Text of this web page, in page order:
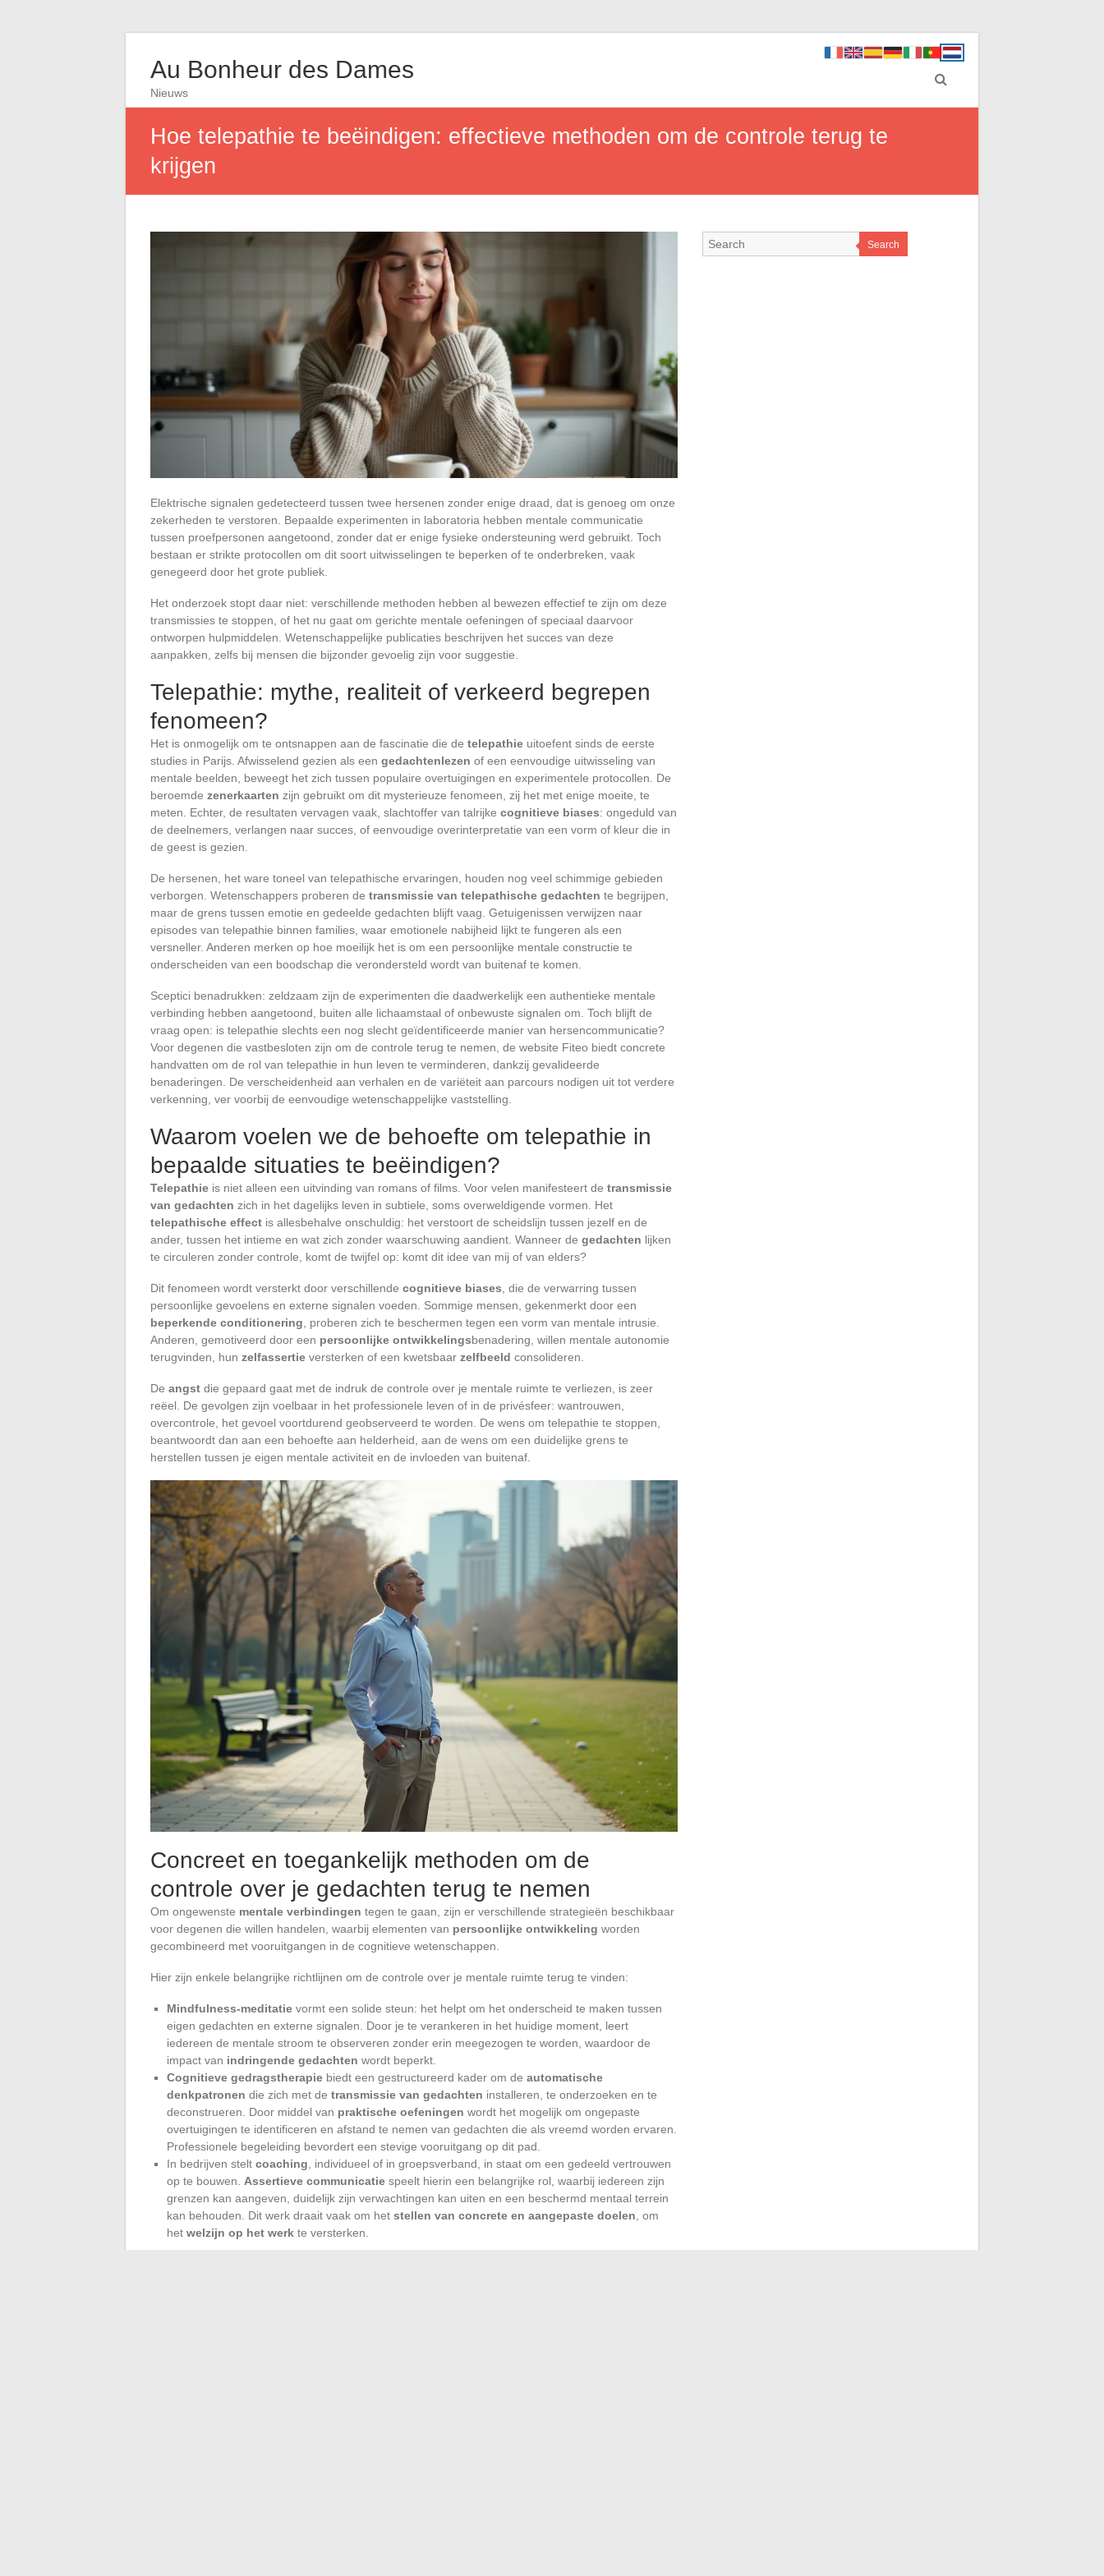
Au Bonheur des Dames
Nieuws
Hoe telepathie te beëindigen: effectieve methoden om de controle terug te
krijgen
Elektrische signalen gedetecteerd tussen twee hersenen zonder enige draad, dat is genoeg om onze
zekerheden te verstoren. Bepaalde experimenten in laboratoria hebben mentale communicatie
tussen proefpersonen aangetoond, zonder dat er enige fysieke ondersteuning werd gebruikt. Toch
bestaan er strikte protocollen om dit soort uitwisselingen te beperken of te onderbreken, vaak
genegeerd door het grote publiek.
Het onderzoek stopt daar niet: verschillende methoden hebben al bewezen effectief te zijn om deze
transmissies te stoppen, of het nu gaat om gerichte mentale oefeningen of speciaal daarvoor
ontworpen hulpmiddelen. Wetenschappelijke publicaties beschrijven het succes van deze
aanpakken, zelfs bij mensen die bijzonder gevoelig zijn voor suggestie.
Telepathie: mythe, realiteit of verkeerd begrepen
fenomeen?
Het is onmogelijk om te ontsnappen aan de fascinatie die de telepathie uitoefent sinds de eerste
studies in Parijs. Afwisselend gezien als een gedachtenlezen of een eenvoudige uitwisseling van
mentale beelden, beweegt het zich tussen populaire overtuigingen en experimentele protocollen. De
beroemde zenerkaarten zijn gebruikt om dit mysterieuze fenomeen, zij het met enige moeite, te
meten. Echter, de resultaten vervagen vaak, slachtoffer van talrijke cognitieve biases: ongeduld van
de deelnemers, verlangen naar succes, of eenvoudige overinterpretatie van een vorm of kleur die in
de geest is gezien.
De hersenen, het ware toneel van telepathische ervaringen, houden nog veel schimmige gebieden
verborgen. Wetenschappers proberen de transmissie van telepathische gedachten te begrijpen,
maar de grens tussen emotie en gedeelde gedachten blijft vaag. Getuigenissen verwijzen naar
episodes van telepathie binnen families, waar emotionele nabijheid lijkt te fungeren als een
versneller. Anderen merken op hoe moeilijk het is om een persoonlijke mentale constructie te
onderscheiden van een boodschap die verondersteld wordt van buitenaf te komen.
Sceptici benadrukken: zeldzaam zijn de experimenten die daadwerkelijk een authentieke mentale
verbinding hebben aangetoond, buiten alle lichaamstaal of onbewuste signalen om. Toch blijft de
vraag open: is telepathie slechts een nog slecht geïdentificeerde manier van hersencommunicatie?
Voor degenen die vastbesloten zijn om de controle terug te nemen, de website Fiteo biedt concrete
handvatten om de rol van telepathie in hun leven te verminderen, dankzij gevalideerde
benaderingen. De verscheidenheid aan verhalen en de variëteit aan parcours nodigen uit tot verdere
verkenning, ver voorbij de eenvoudige wetenschappelijke vaststelling.
Waarom voelen we de behoefte om telepathie in
bepaalde situaties te beëindigen?
Telepathie is niet alleen een uitvinding van romans of films. Voor velen manifesteert de transmissie
van gedachten zich in het dagelijks leven in subtiele, soms overweldigende vormen. Het
telepathische effect is allesbehalve onschuldig: het verstoort de scheidslijn tussen jezelf en de
ander, tussen het intieme en wat zich zonder waarschuwing aandient. Wanneer de gedachten lijken
te circuleren zonder controle, komt de twijfel op: komt dit idee van mij of van elders?
Dit fenomeen wordt versterkt door verschillende cognitieve biases , die de verwarring tussen
persoonlijke gevoelens en externe signalen voeden. Sommige mensen, gekenmerkt door een
beperkende conditionering , proberen zich te beschermen tegen een vorm van mentale intrusie.
Anderen, gemotiveerd door een persoonlijke ontwikkelingsbenadering, willen mentale autonomie
terugvinden, hun zelfassertie versterken of een kwetsbaar zelfbeeld consolideren.
De angst die gepaard gaat met de indruk de controle over je mentale ruimte te verliezen, is zeer
reëel. De gevolgen zijn voelbaar in het professionele leven of in de privésfeer: wantrouwen,
overcontrole, het gevoel voortdurend geobserveerd te worden. De wens om telepathie te stoppen,
beantwoordt dan aan een behoefte aan helderheid, aan de wens om een duidelijke grens te
herstellen tussen je eigen mentale activiteit en de invloeden van buitenaf.
Concreet en toegankelijk methoden om de
controle over je gedachten terug te nemen
Om ongewenste mentale verbindingen tegen te gaan, zijn er verschillende strategieën beschikbaar
voor degenen die willen handelen, waarbij elementen van persoonlijke ontwikkeling worden
gecombineerd met vooruitgangen in de cognitieve wetenschappen.
Hier zijn enkele belangrijke richtlijnen om de controle over je mentale ruimte terug te vinden:
Mindfulness-meditatie vormt een solide steun: het helpt om het onderscheid te maken tussen
eigen gedachten en externe signalen. Door je te verankeren in het huidige moment, leert
iedereen de mentale stroom te observeren zonder erin meegezogen te worden, waardoor de
impact van indringende gedachten wordt beperkt.
Cognitieve gedragstherapie biedt een gestructureerd kader om de automatische
denkpatronen die zich met de transmissie van gedachten installeren, te onderzoeken en te
deconstrueren. Door middel van praktische oefeningen wordt het mogelijk om ongepaste
overtuigingen te identificeren en afstand te nemen van gedachten die als vreemd worden ervaren.
Professionele begeleiding bevordert een stevige vooruitgang op dit pad.
In bedrijven stelt coaching , individueel of in groepsverband, in staat om een gedeeld vertrouwen
op te bouwen. Assertieve communicatie speelt hierin een belangrijke rol, waarbij iedereen zijn
grenzen kan aangeven, duidelijk zijn verwachtingen kan uiten en een beschermd mentaal terrein
kan behouden. Dit werk draait vaak om het stellen van concrete en aangepaste doelen , om
het welzijn op het werk te versterken.
Search